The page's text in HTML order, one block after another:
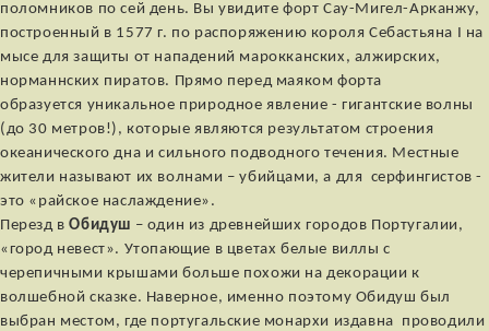
поломников по сей день. Вы увидите форт Сау-Мигел-Арканжу,
построенный в 1577 г. по распоряжению короля Себастьяна I на
мысе для защиты от нападений марокканских, алжирских,
норманнских пиратов. Прямо перед маяком форта
образуется уникальное природное явление - гигантские волны
(до 30 метров!), которые являются результатом строения
океанического дна и сильного подводного течения. Местные
жители называют их волнами – убийцами, а для серфингистов -
это «райское наслаждение».
Перезд вОбидуш – один из древнейших городов Португалии,
«город невест». Утопающие в цветах белые виллы с
черепичными крышами больше похожи на декорации к
волшебной сказке. Наверное, именно поэтому Обидуш был
выбран местом, где португальские монархи издавна проводили